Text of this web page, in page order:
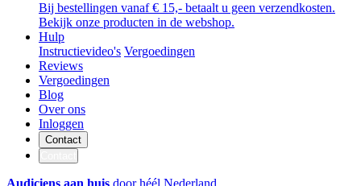
Bij bestellingen vanaf € 15,- betaalt u geen verzendkosten.
Bekijk onze producten in de webshop.
Hulp
Instructievideo's Vergoedingen
Reviews
Vergoedingen
Blog
Over ons
Inloggen
Contact